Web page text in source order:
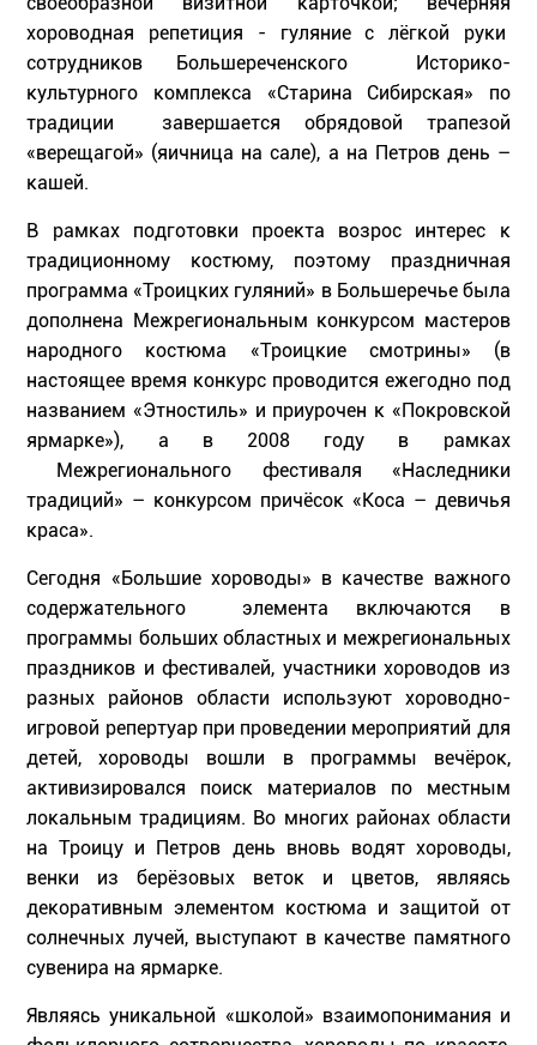
хороводная репетиция - гуляние с лёгкой руки
сотрудников Большереченского Историко-
культурного комплекса «Старина Сибирская» по
традиции завершается обрядовой трапезой
«верещагой» (яичница на сале), а на Петров день –
кашей.
В рамках подготовки проекта возрос интерес к
традиционному костюму, поэтому праздничная
программа «Троицких гуляний» в Большеречье была
дополнена Межрегиональным конкурсом мастеров
народного костюма «Троицкие смотрины» (в
настоящее время конкурс проводится ежегодно под
названием «Этностиль» и приурочен к «Покровской
ярмарке»), а в 2008 году в рамках
Межрегионального фестиваля «Наследники
традиций» – конкурсом причёсок «Коса – девичья
краса».
Сегодня «Большие хороводы» в качестве важного
содержательного элемента включаются в
программы больших областных и межрегиональных
праздников и фестивалей, участники хороводов из
разных районов области используют хороводно-
игровой репертуар при проведении мероприятий для
детей, хороводы вошли в программы вечёрок,
активизировался поиск материалов по местным
локальным традициям. Во многих районах области
на Троицу и Петров день вновь водят хороводы,
венки из берёзовых веток и цветов, являясь
декоративным элементом костюма и защитой от
солнечных лучей, выступают в качестве памятного
сувенира на ярмарке.
Являясь уникальной «школой» взаимопонимания и